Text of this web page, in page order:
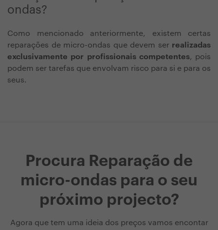
ondas?
Como mencionado anteriormente, existem certas
reparações de micro-ondas que devem serrealizadas
exclusivamente por profissionais competentes, pois
podem ser tarefas que envolvam risco para si e para os
seus.
Procura Reparação de
micro-ondas para o seu
próximo projecto?
Agora que tem uma ideia dos preços vamos encontar